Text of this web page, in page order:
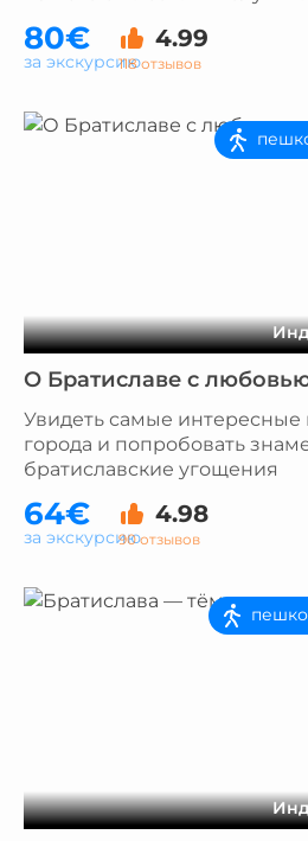
80€ 4.99
118 отзывов
за экскурсию
О Братиславе с
Увидеть самые интересные
города и попробовать
братиславские угощения
64€ 4.98
90 отзывов
за экскурсию